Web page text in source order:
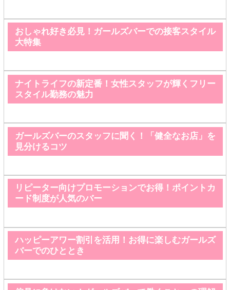
おしゃれ好き必見！ガールズバーでの接客スタイル
大特集
ナイトライフの新定番！女性スタッフが輝くフリー
スタイル勤務の魅力
ガールズバーのスタッフに聞く！「健全なお店」を
見分けるコツ
リピーター向けプロモーションでお得！ポイントカ
ード制度が人気のバー
ハッピーアワー割引を活用！お得に楽しむガールズ
バーでのひととき